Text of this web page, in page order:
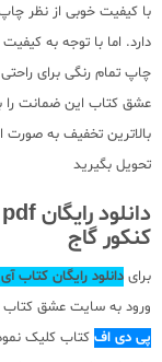
با کیفیت خوبی از نظر
دارد. اما با توجه به
چاپ تمام رنگی برای
عشق کتاب این ضمانت را
بالاترین تخفیف به صورت
تحویل بگیرید
کنکور گاج
برای دانلود رایگان کتاب
ورود به سایت عشق کتاب
پی دی اف کتاب کلیک